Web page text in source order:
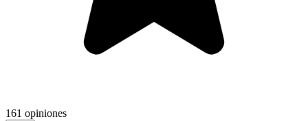
161 opiniones